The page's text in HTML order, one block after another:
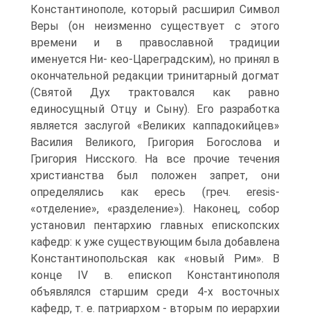
Константинополе, который расширил Символ
Веры (он не­изменно существует с этого
времени и в православной традиции
именуется Ни- кео-Цареградским), но принял в
окончательной редакции тринитарный догмат
(Святой Дух трактовался как равно
единосущный Отцу и Сыну). Его разработка
является заслугой «Великих каппадокийцев»
Василия Великого, Григория Бого­слова и
Григория Нисского. На все прочие течения
христианства был положен запрет, они
определялись как ересь (греч. eresis-
«отделение», «разделение»). Наконец, собор
установил пентархию главных епископских
кафедр: к уже суще­ствующим была добавлена
Константинопольская как «новый Рим». В
конце IV в. епископ Константинополя
объявлялся старшим среди 4-х восточных
кафедр, т. е. патриархом - вторым по иерархии